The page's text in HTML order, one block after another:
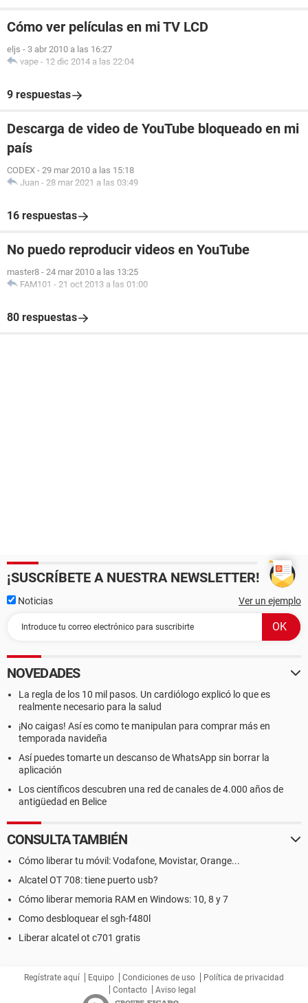
Cómo ver películas en mi TV LCD
eljs - 3 abr 2010 a las 16:27
vape - 12 dic 2014 a las 22:04
9 respuestas
Descarga de video de YouTube bloqueado en mi
país
CODEX - 29 mar 2010 a las 15:18
Juan - 28 mar 2021 a las 03:49
16 respuestas
No puedo reproducir videos en YouTube
master8 - 24 mar 2010 a las 13:25
FAM101 - 21 oct 2013 a las 01:00
80 respuestas
¡SUSCRÍBETE A NUESTRA NEWSLETTER!
Noticias Ver un ejemplo
NOVEDADES
La regla de los 10 mil pasos. Un cardiólogo explicó lo que es
realmente necesario para la salud
¡No caigas! Así es como te manipulan para comprar más en
temporada navideña
Así puedes tomarte un descanso de WhatsApp sin borrar la
aplicación
Los científicos descubren una red de canales de 4.000 años de
antigüedad en Belice
CONSULTA TAMBIÉN
Cómo liberar tu móvil: Vodafone, Movistar, Orange...
Alcatel OT 708: tiene puerto usb?
Cómo liberar memoria RAM en Windows: 10, 8 y 7
Como desbloquear el sgh-f480l
Liberar alcatel ot c701 gratis
Regístrate aquí Equipo Condiciones de uso
Política de privacidad
Contacto
Aviso legal